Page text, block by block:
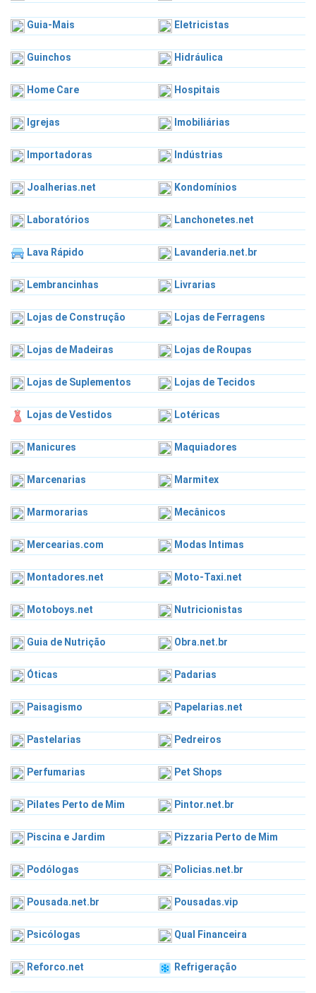
Guia-Mais Eletricistas
Guinchos Hidráulica
Home Care Hospitais
Igrejas Imobiliárias
Importadoras Indústrias
Joalherias.net Kondomínios
Laboratórios Lanchonetes.net
Lava Rápido Lavanderia.net.br
Lembrancinhas Livrarias
Lojas de Construção Lojas de Ferragens
Lojas de Madeiras Lojas de Roupas
Lojas de Suplementos Lojas de Tecidos
Lojas de Vestidos Lotéricas
Manicures Maquiadores
Marcenarias Marmitex
Marmorarias Mecânicos
Mercearias.com Modas Intimas
Montadores.net Moto-Taxi.net
Motoboys.net Nutricionistas
Guia de Nutrição Obra.net.br
Óticas Padarias
Paisagismo Papelarias.net
Pastelarias Pedreiros
Perfumarias Pet Shops
Pilates Perto de Mim Pintor.net.br
Piscina e Jardim Pizzaria Perto de Mim
Podólogas Policias.net.br
Pousada.net.br Pousadas.vip
Psicólogas Qual Financeira
Reforco.net Refrigeração